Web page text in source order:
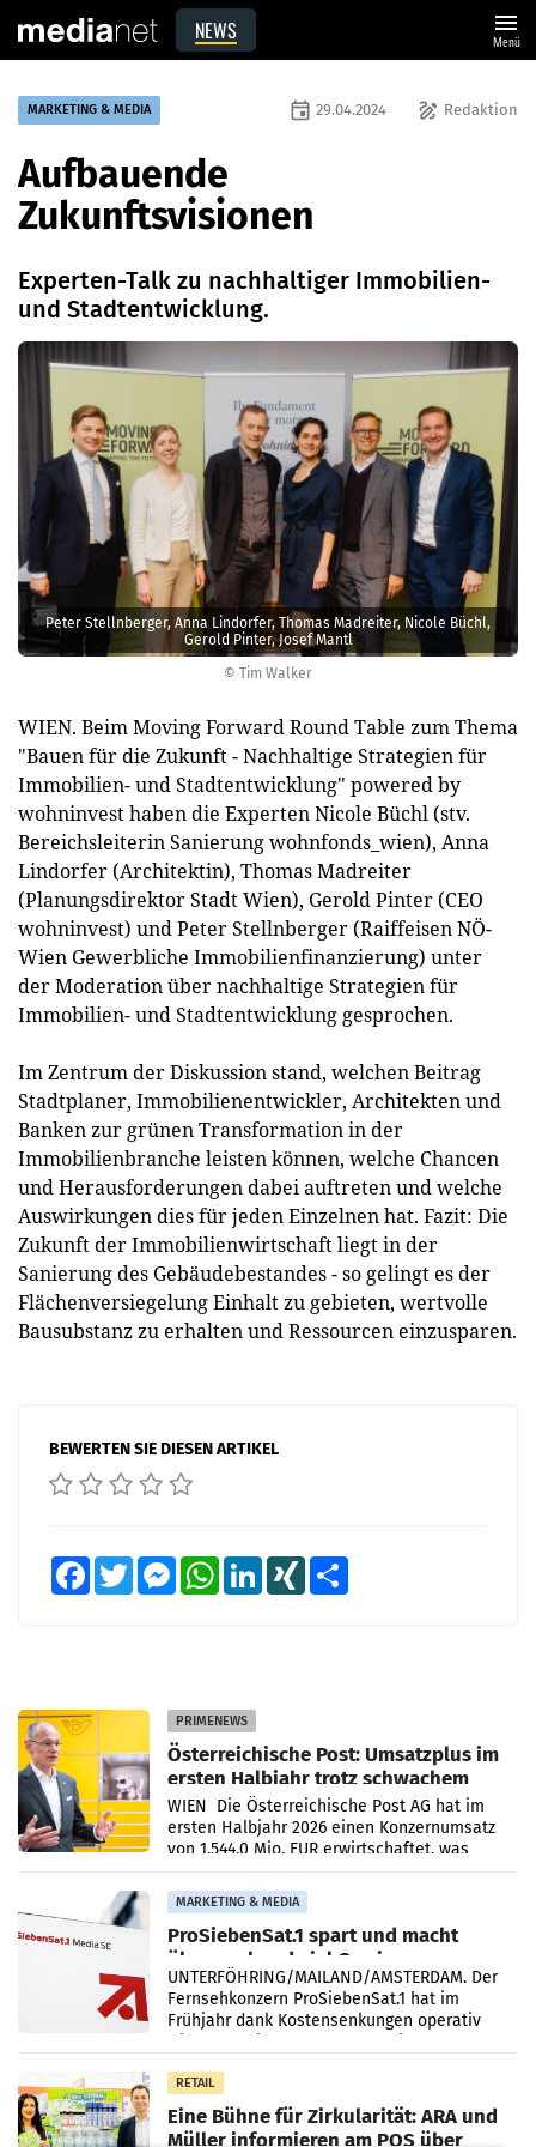
NEWS menu
Menü
© Tim Walker
Peter Stellnberger, Anna Lindorfer, Thomas Madreiter, Nicole Büchl,
Gerold Pinter, Josef Mantl
MARKETING & MEDIA draw Redaktion
event 29.04.2024
Aufbauende
Zukunftsvisionen
Experten-Talk zu nachhaltiger Immobilien-
und Stadtentwicklung.
WIEN. Beim Moving Forward Round Table zum Thema
"Bauen für die Zukunft - Nachhaltige Strategien für
Immobilien- und Stadtentwicklung" powered by
wohninvest haben die Experten Nicole Büchl (stv.
Bereichsleiterin Sanierung wohnfonds_wien), Anna
Lindorfer (Architektin), Thomas Madreiter
(Planungsdirektor Stadt Wien), Gerold Pinter (CEO
wohninvest) und Peter Stellnberger (Raiffeisen NÖ-
Wien Gewerbliche Immobilienfinanzierung) unter
der Moderation über nachhaltige Strategien für
Immobilien- und Stadtentwicklung gesprochen.
Im Zentrum der Diskussion stand, welchen Beitrag
Stadtplaner, Immobilienentwickler, Architekten und
Banken zur grünen Transformation in der
Immobilienbranche leisten können, welche Chancen
und Herausforderungen dabei auftreten und welche
Auswirkungen dies für jeden Einzelnen hat. Fazit: Die
Zukunft der Immobilienwirtschaft liegt in der
Sanierung des Gebäudebestandes - so gelingt es der
Flächenversiegelung Einhalt zu gebieten, wertvolle
Bausubstanz zu erhalten und Ressourcen einzusparen.
BEWERTEN SIE DIESEN ARTIKEL
FacebookTwitter MessengerWhatsAppLinkedInXING
PRIMENEWS
Österreichische Post: Umsatzplus im
ersten Halbjahr trotz schwachem
Briefgeschäft
WIEN Die Österreichische Post AG hat im
ersten Halbjahr 2026 einen Konzernumsatz
von 1.544,0 Mio. EUR erwirtschaftet, was
einem Plus von 3,8 Prozent gegenüber dem
Vergleichszeitraum
MARKETING & MEDIA
ProSiebenSat.1 spart und macht
überraschend viel Gewinn
UNTERFÖHRING/MAILAND/AMSTERDAM. Der
Fernsehkonzern ProSiebenSat.1 hat im
Frühjahr dank Kostensenkungen operativ
RETAIL
Eine Bühne für Zirkularität: ARA und
Müller informieren am POS über